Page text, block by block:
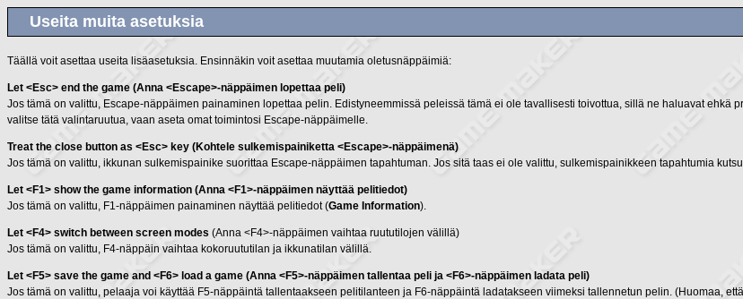
Useita muita asetuksia
Täällä voit asettaa useita lisäasetuksia. Ensinnäkin voit asettaa muutamia oletusnäppäimiä:
Let <Esc> end the game (Anna <Escape>-näppäimen lopettaa peli)
Jos tämä on valittu, Escape-näppäimen painaminen lopettaa pelin. Edistyneemmissä peleissä tämä ei ole tavallisesti toivottua, sillä ne haluavat
valitse tätä valintaruutua, vaan aseta omat toimintosi Escape-näppäimelle.
Treat the close button as <Esc> key (Kohtele sulkemispainiketta <Escape>-näppäimenä)
Jos tämä on valittu, ikkunan sulkemispainike suorittaa Escape-näppäimen tapahtuman. Jos sitä taas ei ole valittu, sulkemispainikkeen tapahtumia
Let <F1> show the game information (Anna <F1>-näppäimen näyttää pelitiedot)
Jos tämä on valittu, F1-näppäimen painaminen näyttää pelitiedot (Game Information).
Let <F4> switch between screen modes (Anna <F4>-näppäimen vaihtaa ruututilojen välillä)
Jos tämä on valittu, F4-näppäin vaihtaa kokoruututilan ja ikkunatilan välillä.
Let <F5> save the game and <F6> load a game (Anna <F5>-näppäimen tallentaa peli ja <F6>-näppäimen ladata peli)
Jos tämä on valittu, pelaaja voi käyttää F5-näppäintä tallentaakseen pelitilanteen ja F6-näppäintä ladatakseen viimeksi tallennetun pelin. (Huomaa,